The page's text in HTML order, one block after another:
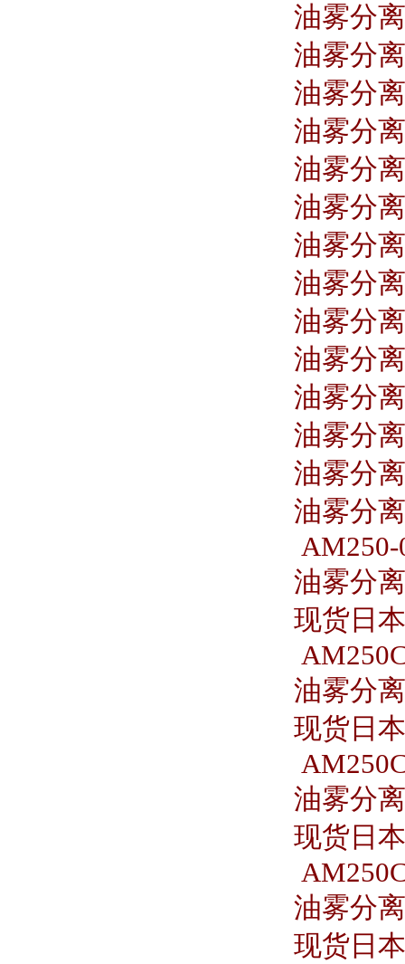
油雾分
油雾分
油雾分
油雾分
油雾分
油雾分
油雾分
油雾分
油雾分
油雾分
油雾分
油雾分
油雾分
油雾分
AM250-
油雾分
现货日
油雾分
现货日
油雾分
现货日
油雾分
现货日